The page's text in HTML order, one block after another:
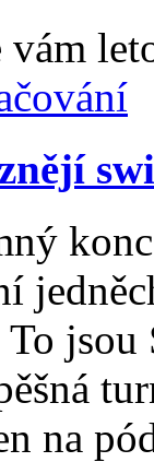
vám
To
na